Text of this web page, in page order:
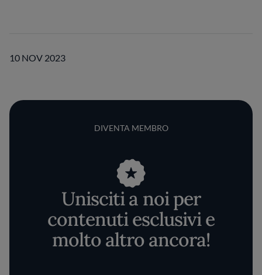
10 NOV 2023
DIVENTA MEMBRO
Unisciti a noi per
contenuti esclusivi e
molto altro ancora!